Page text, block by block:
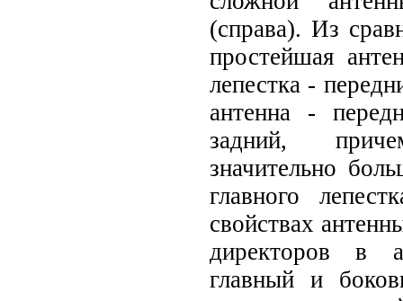
(справа). Из
простейшая
лепестка -
антенна -
задний,
значительно
главного
свойствах
директоров в
главный и